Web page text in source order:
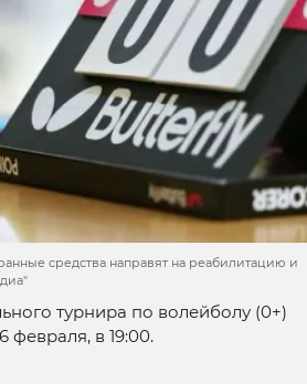
средства направят на реабилитацию и
турнира по волейболу (0+)
февраля, в 19:00.